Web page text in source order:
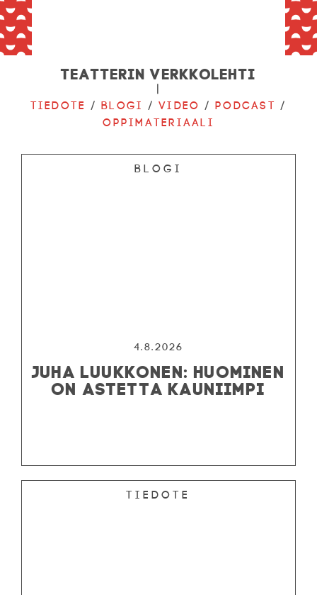
Teatterin verkkolehti
Tiedote / Blogi /Video / Podcast /
Oppimateriaali
Blogi
4.8.2026
JUHA LUUKKONEN: HUOMINEN
ON ASTETTA KAUNIIMPI
Tiedote